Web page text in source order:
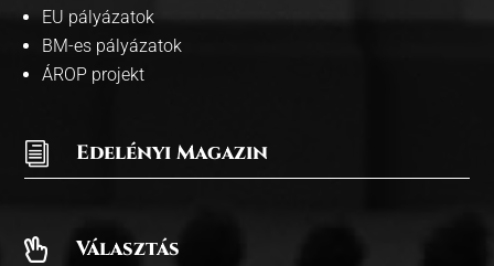
EU pályázatok
BM-es pályázatok
ÁROP projekt
i Edelényi Magazin
 Választás